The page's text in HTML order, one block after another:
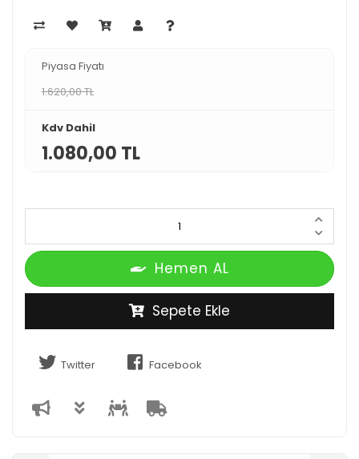
Piyasa Fiyatı
1.620,00 TL
Kdv Dahil
1.080,00 TL
Hemen AL
Sepete Ekle
Twitter Facebook